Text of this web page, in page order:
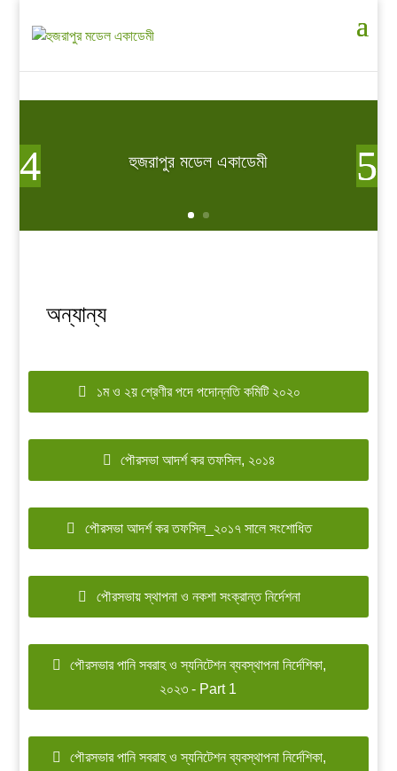
হুজরাপুর মডেল একাডেমী
অন্যান্য
১ম ও ২য় শ্রেণীর পদে পদোন্নতি কমিটি ২০২০
পৌরসভা আদর্শ কর তফসিল, ২০১৪
পৌরসভা আদর্শ কর তফসিল_২০১৭ সালে সংশোধিত
পৌরসভায় স্থাপনা ও নকশা সংক্রান্ত নির্দেশনা
পৌরসভার পানি সবরাহ ও স্যনিটেশন ব্যবস্থাপনা নির্দেশিকা,
২০২৩ - Part 1
পৌরসভার পানি সবরাহ ও স্যনিটেশন ব্যবস্থাপনা নির্দেশিকা,